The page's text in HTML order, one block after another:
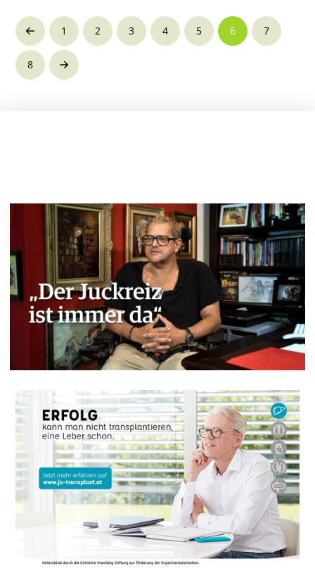
Prev 1 2 3 4 5 6 7
8 Next